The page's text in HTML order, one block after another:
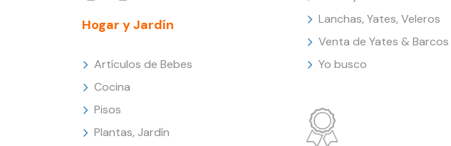
Hogar y Jardín
Artículos de Bebes
Cocina
Pisos
Plantas, Jardín
Lanchas, Yates, Veleros
Venta de Yates & Barcos
Yo busco